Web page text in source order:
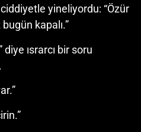
yineliyordu: “Özür
kapalı.”
diye ısrarcı bir soru